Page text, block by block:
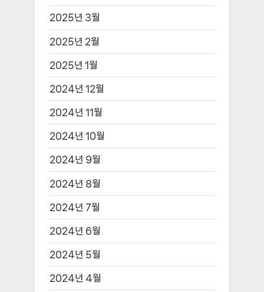
2025년 3월
2025년 2월
2025년 1월
2024년 12월
2024년 11월
2024년 10월
2024년 9월
2024년 8월
2024년 7월
2024년 6월
2024년 5월
2024년 4월